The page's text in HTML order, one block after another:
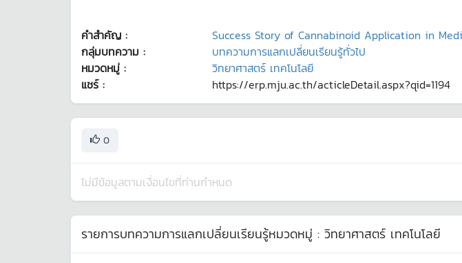
คำสำคัญ :
Success Story of Cannabinoid Application in
กลุ่มบทความ :
บทความการแลกเปลี่ยนเรียนรู้ทั่วไป
หมวดหมู่ :
วิทยาศาสตร์ เทคโนโลยี
แชร์ :
https://erp.mju.ac.th/acticleDetail.aspx?qid=1194
0
ไม่มีข้อมูลตามเงื่อนไขที่ท่านกำหนด
รายการบทความการแลกเปลี่ยนเรียนรู้หมวดหมู่ : วิทยาศาสตร์ เทคโนโลยี